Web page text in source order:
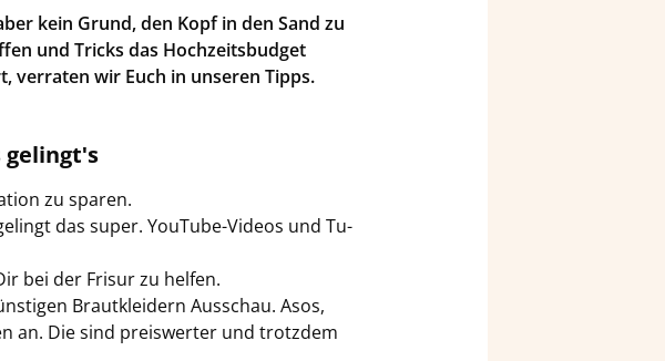
kein Grund, den Kopf in den Sand zu
und Tricks das Hoch­zeits­bud­get
ver­ra­ten wir Euch in un­se­ren Tipps.
ge­lingt's
zu spa­ren.
das super. YouTube-​Videos und Tu­
bei der Fri­sur zu hel­fen.
Braut­klei­dern Aus­schau. Asos,
an. Die sind preis­wer­ter und trotz­dem